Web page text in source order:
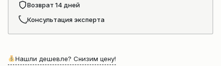
Возврат 14 дней
Консультация эксперта
Нашли дешевле? Снизим цену!